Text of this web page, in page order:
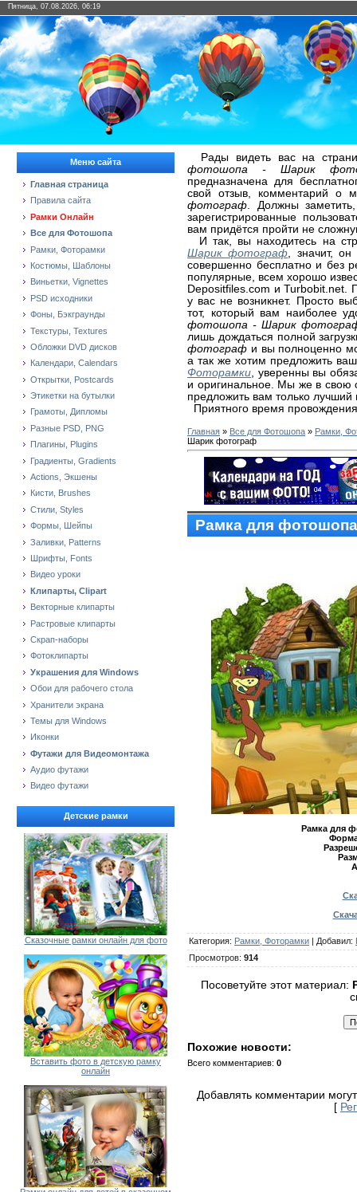
Пятница, 07.08.2026, 06:19
Меню сайта
Главная страница
Правила сайта
Рамки Онлайн
Все для Фотошопа
Рамки, Фоторамки
Костюмы, Шаблоны
Виньетки, Vignettes
PSD исходники
Фоны, Бэкграунды
Текстуры, Textures
Обложки DVD дисков
Календари, Calendars
Открытки, Postcards
Этикетки на бутылки
Грамоты, Дипломы
Разные PSD, PNG
Плагины, Plugins
Градиенты, Gradients
Actions, Экшены
Кисти, Brushes
Стили, Styles
Формы, Шейпы
Заливки, Patterns
Шрифты, Fonts
Видео уроки
Клипарты, Clipart
Векторные клипарты
Растровые клипарты
Скрап-наборы
Фотоклипарты
Украшения для Windows
Обои для рабочего стола
Хранители экрана
Темы для Windows
Иконки
Футажи для Видеомонтажа
Аудио футажи
Видео футажи
Детские рамки
Сказочные рамки онлайн для фото
Вставить фото в детскую рамку
онлайн
Рады видеть вас на
фотошопа - Шарик
предназначена для
свой отзыв, комментарий о
фотограф. Должны
зарегистрированные
вам придётся пройти не
И так, вы находитесь на
Шарик фотограф, значит, он
совершенно бесплатно и без
популярные, всем хорошо
Depositfiles.com и Turbobit.net.
у вас не возникнет. Просто
тот, который вам наиболее
фотошопа - Шарик
лишь дождаться полной
фотограф и вы полноценно
а так же хотим предложить
Фоторамки, уверенны вы
и оригинальное. Мы же в свою
предложить вам только
Приятного время
Главная » Все для Фотошопа » Рамки,
Шарик фотограф
Рамка для
Рамка для
Категория: Рамки, Фоторамки | Добавил:
Просмотров: 914
Посоветуйте этот материал:
Похожие новости:
Всего комментариев: 0
Добавлять комментарии
[